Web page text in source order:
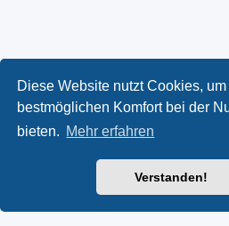
Diese Website nutzt Cookies,
bestmöglichen Komfort bei der
bieten. Mehr erfahren
Verstanden!